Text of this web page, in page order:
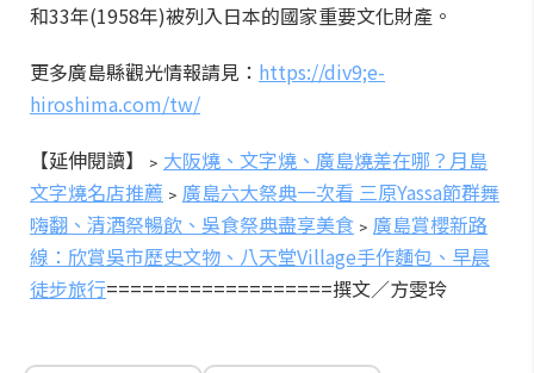
和33年(1958年)被列入日本的國家重要文化財產。
更多廣島縣觀光情報請見： https://div9;e-
hiroshima.com/tw/
【延伸閱讀】
﹥ 大阪燒、文字燒、廣島燒差在哪？月島
文字燒名店推薦 ﹥ 廣島六大祭典一次看 三原Yassa節群舞
嗨翻、清酒祭暢飲、吳食祭典盡享美食 ﹥ 廣島賞櫻新路
線：欣賞吳市歷史文物、八天堂Village手作麵包、早晨
徒步旅行===================撰文／方雯玲